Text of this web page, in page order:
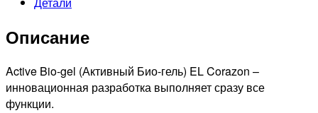
Описание
Active Bio-gel (Активный Био-гель) EL Corazon –
инновационная разработка выполняет сразу все
функции.